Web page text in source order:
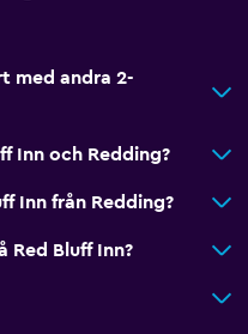
med andra 2-
Inn och Redding?
Inn från Redding?
Red Bluff Inn?